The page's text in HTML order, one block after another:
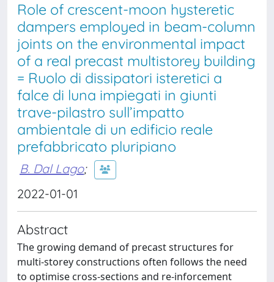
Role of crescent-moon hysteretic
dampers employed in beam-column
joints on the environmental impact
of a real precast multistorey building
= Ruolo di dissipatori isteretici a
falce di luna impiegati in giunti
trave-pilastro sull’impatto
ambientale di un edificio reale
prefabbricato pluripiano
B. Dal Lago;
2022-01-01
Abstract
The growing demand of precast structures for
multi-storey constructions often follows the need
to optimise cross-sections and re-inforcement